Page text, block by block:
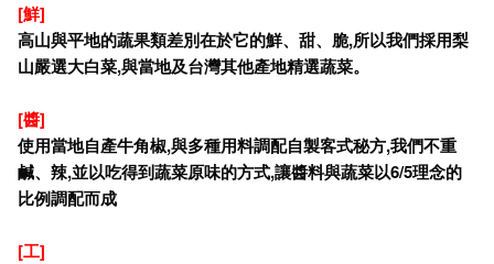
[鮮]
高山與平地的蔬果類差別在於它的鮮、甜、脆,所以我們採用梨
山嚴選大白菜,與當地及台灣其他產地精選蔬菜。
[醬]
使用當地自產牛角椒,與多種用料調配自製客式秘方,我們不重
鹹、辣,並以吃得到蔬菜原味的方式,讓醬料與蔬菜以6/5理念的
比例調配而成
[工]